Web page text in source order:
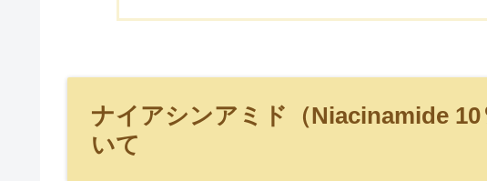
ナイアシンアミド（Niacinamide 10
いて